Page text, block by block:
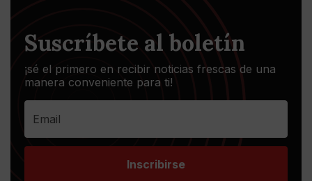
Suscríbete al boletín
¡sé el primero en recibir noticias frescas de una
manera conveniente para ti!
Inscribirse